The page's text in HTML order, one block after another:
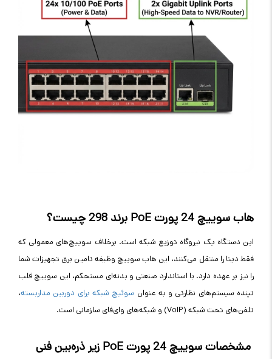
هاب سوییچ 24 پورت PoE برند 298 چیست؟
این دستگاه یک نیروگاه توزیع شبکه است. برخلاف سوییچ‌های معمولی که
فقط دیتا را منتقل می‌کنند، این هاب سوییچ وظیفه تامین برق تجهیزات شما
را نیز بر عهده دارد. با استاندارد صنعتی و بدنه‌ای مستحکم، این سوییچ قلب
تپنده سیستم‌های نظارتی و به عنوان سوئیچ شبکه برای دوربین مداربسته،
تلفن‌های تحت شبکه (VoIP) و شبکه‌های وای‌فای سازمانی است.
مشخصات سوییچ 24 پورت PoE زیر ذره‌بین فنی